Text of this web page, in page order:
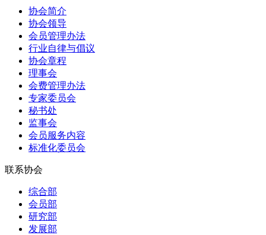
协会简介
协会领导
会员管理办法
行业自律与倡议
协会章程
理事会
会费管理办法
专家委员会
秘书处
监事会
会员服务内容
标准化委员会
联系协会
综合部
会员部
研究部
发展部